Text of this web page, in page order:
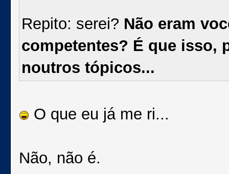
Repito: serei? Não eram
competentes? É que isso,
noutros tópicos...
O que eu já me ri...
Não, não é.